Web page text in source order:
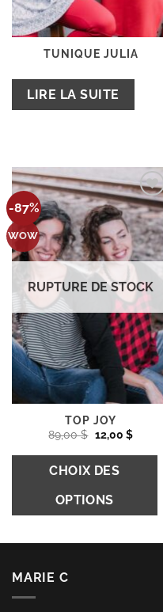
TUNIQUE JULIA
LIRE LA SUITE
-87%
WOW
Ajouter
à la
wishlist
RUPTURE DE STOCK
TOP JOY
89,00$ Le
prix
initial
était :
89,00 $.
12,00 $Le
actuel
CHOIX DES
OPTIONS
MARIE C